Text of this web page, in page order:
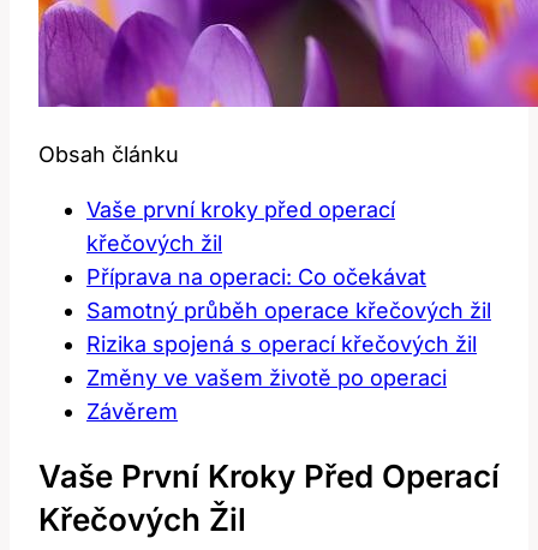
Obsah článku
Vaše první kroky před operací
křečových žil
Příprava na operaci: Co očekávat
Samotný průběh operace křečových žil
Rizika spojená s operací křečových žil
Změny ve vašem životě po operaci
Závěrem
Vaše První Kroky Před Operací
Křečových Žil